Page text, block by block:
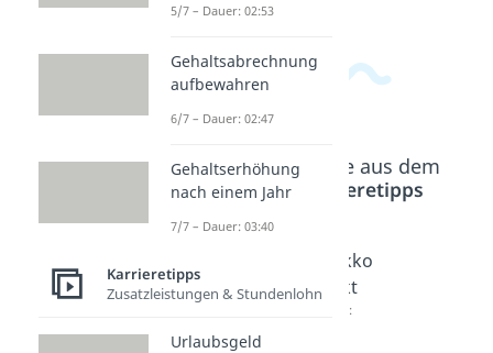
Beliebte Inhalte aus dem
Bereich
Karrieretipps
und
Dauer:
prache
Blickko
ntakt
Dauer:
5/7 – Dauer: 02:53
Gehaltsabrechnung
aufbewahren
6/7 – Dauer: 02:47
Gehaltserhöhung
nach einem Jahr
7/7 – Dauer: 03:40
Karrieretipps
Zusatzleistungen & Stundenlohn
Urlaubsgeld